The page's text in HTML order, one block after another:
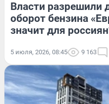
Власти разрешили
оборот бензина
значит для
5 июля, 2026, 08:45 9 163